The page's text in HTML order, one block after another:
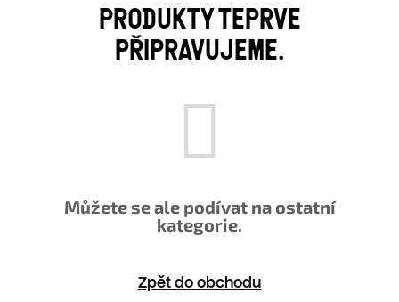
PRODUKTY TEPRVE
PŘIPRAVUJEME.
Můžete se ale podívat na ostatní
kategorie.
Zpět do obchodu